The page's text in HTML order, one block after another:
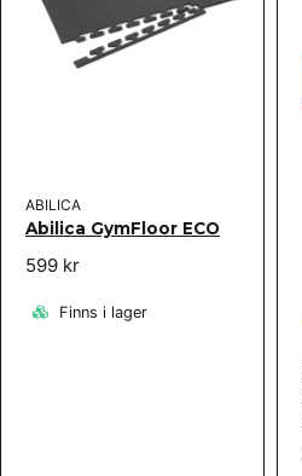
ABILICA
Abilica GymFloor ECO
599 kr
Finns i lager